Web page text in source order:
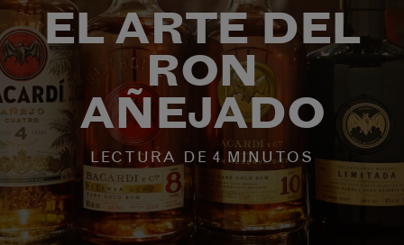
EL ARTE DEL
RON
AÑEJADO
LECTURA DE 4 MINUTOS